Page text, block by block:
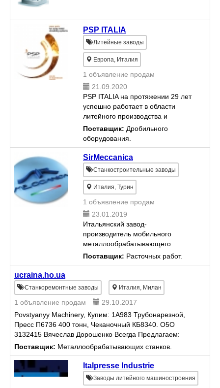
PSP ITALIA
Литейные заводы
Европа, Италия
1 объявление продам
21.09.2020
PSP ITALIA на протяжении 29 лет
успешно работает в области
литейного производства и
предлагает своим клиентам
широкий ассортимент продукции,
включающей в себя в том числе
(но не ограничиваясь) молотки...
Поставщик: Дробильного
оборудования.
SirMeccanica
Станкостроительные заводы
Италия, Турин
1 объявление продам
23.01.2019
Итальянский завод-
производитель мобильного
металлообрабатывающего
оборудования.
Поставщик: Расточных работ.
ucraina.ho.ua
Станкоремонтные заводы Италия, Милан
1 объявление продам
29.10.2017
Povstyanyy Machinery, Купим: 1А983 Трубонарезной,
Пресс П6736 400 тонн, Чеканочный КБ8340. O5О
3132415 Вячеслав Дорошенко Всегда Предлагаем:
Металлообрабатывающие станки Оборудование
Металоо...
Поставщик: Металлообрабатывающих станков.
Italpresse Industrie
Заводы литейного машиностроения